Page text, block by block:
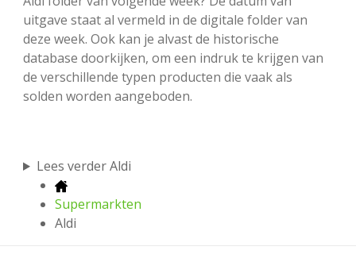
uitgave staat al vermeld in de digitale folder van
deze week. Ook kan je alvast de historische
database doorkijken, om een indruk te krijgen van
de verschillende typen producten die vaak als
solden worden aangeboden.
Lees verder Aldi
Supermarkten
Aldi